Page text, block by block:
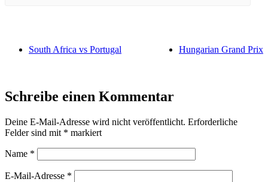
South Africa vs Portugal Hungarian Grand Prix
Schreibe einen Kommentar
Deine E-Mail-Adresse wird nicht veröffentlicht. Erforderliche
Felder sind mit * markiert
Name *
E-Mail-Adresse *